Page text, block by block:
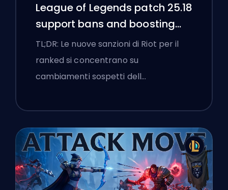
League of Legends patch 25.18
support bans and boosting
flags
TL;DR: Le nuove sanzioni di Riot per il
ranked si concentrano su
cambiamenti sospetti dell…